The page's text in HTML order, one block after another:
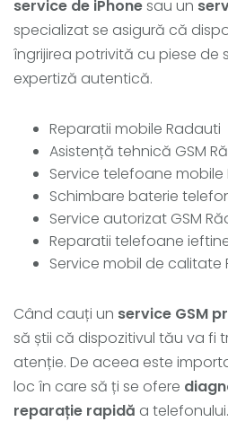
service de iPhonesau un
specializat se asigură că
îngrijirea potrivită cu piese de
expertiză autentică.
Reparatii mobile Radauti
Asistență tehnică GSM
Service telefoane mobile
Schimbare baterie
Service autorizat GSM
Reparatii telefoane
Service mobil de calitate
Când cauți un service GSM
să știi că dispozitivul tău va fi
atenție. De aceea este
loc în care să ți se ofere
reparație rapidă a telefonului.